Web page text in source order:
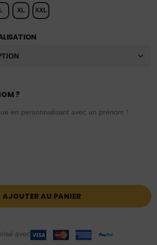
L XL XXL
?
en personnalisant avec un prénom !
AJOUTER AU PANIER
avec